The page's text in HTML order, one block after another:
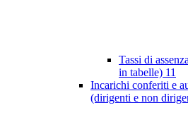
Tassi di
in tabelle) 11
Incarichi conferiti e
(dirigenti e non